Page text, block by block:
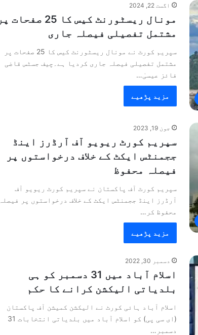
اگست 22, 2024
مونال ریسٹورنٹ کیس کا 25 صفحات پر
مشتمل تفصیلی فیصلہ جاری
سپریم کورٹ نے مونال ریسٹورنٹ کیس کا 25 صفحات پر
مشتمل تفصیلی فیصلہ جاری کردیا ہے۔چیف جسٹس قاضی
فائز عیسیٰ…
مزید پڑھیے
جون 19, 2023
سپریم کورٹ ریویو آف آرڈرز اینڈ
ججمنٹس ایکٹ کے خلاف درخواستوں پر
فیصلہ محفوظ
سپریم کورٹ آف پاکستان نے سپریم کورٹ ریویو آف
آرڈرز اینڈ ججمنٹس ایکٹ کے خلاف درخواستوں پر فیصلہ
محفوظ کر…
مزید پڑھیے
دسمبر 30, 2022
اسلام آباد میں 31 دسمبر کو ہی
بلدیاتی الیکشن کرانے کا حکم
اسلام آباد ہائی کورٹ نے الیکشن کمیشن آف پاکستان
(ای سی پی) کو اسلام آباد میں بلدیاتی انتخابات 31
دسمبر…